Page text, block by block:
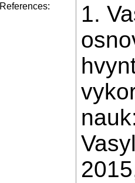
References:
1.